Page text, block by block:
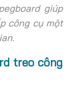
giúp
công cụ một
treo công